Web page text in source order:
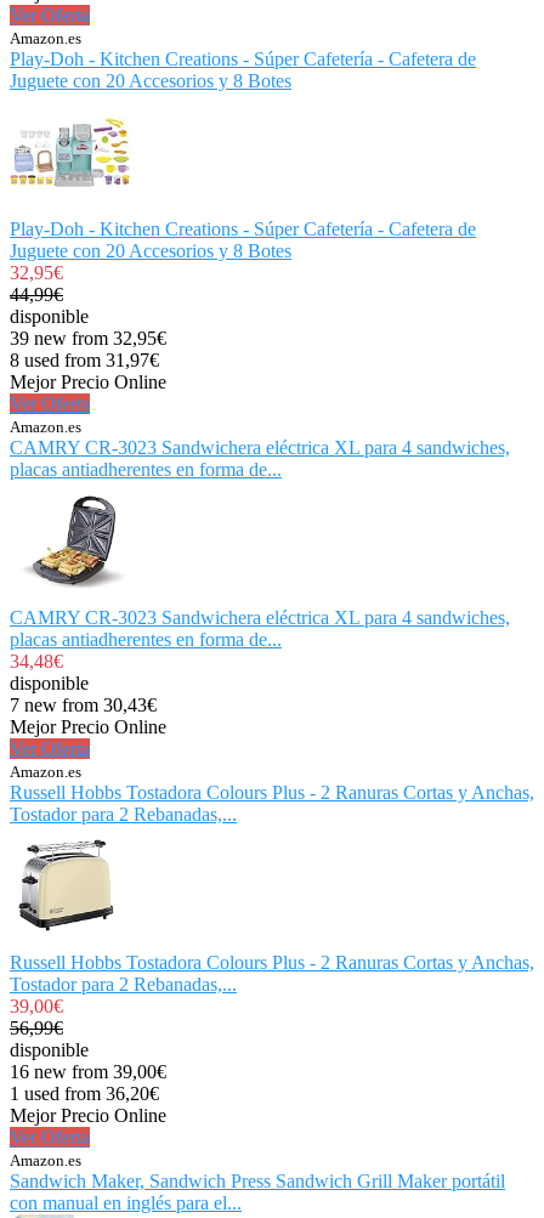
Ver Oferta
Amazon.es
Play-Doh - Kitchen Creations - Súper Cafetería - Cafetera de
Juguete con 20 Accesorios y 8 Botes
Play-Doh - Kitchen Creations - Súper Cafetería - Cafetera de
Juguete con 20 Accesorios y 8 Botes
32,95€
44,99€
disponible
39 new from 32,95€
8 used from 31,97€
Mejor Precio Online
Ver Oferta
Amazon.es
CAMRY CR-3023 Sandwichera eléctrica XL para 4 sandwiches,
placas antiadherentes en forma de...
CAMRY CR-3023 Sandwichera eléctrica XL para 4 sandwiches,
placas antiadherentes en forma de...
34,48€
disponible
7 new from 30,43€
Mejor Precio Online
Ver Oferta
Amazon.es
Russell Hobbs Tostadora Colours Plus - 2 Ranuras Cortas y Anchas,
Tostador para 2 Rebanadas,...
Russell Hobbs Tostadora Colours Plus - 2 Ranuras Cortas y Anchas,
Tostador para 2 Rebanadas,...
39,00€
56,99€
disponible
16 new from 39,00€
1 used from 36,20€
Mejor Precio Online
Ver Oferta
Amazon.es
Sandwich Maker, Sandwich Press Sandwich Grill Maker portátil
con manual en inglés para el...